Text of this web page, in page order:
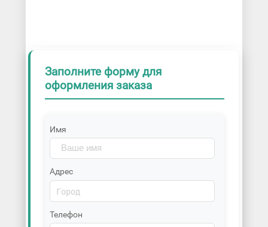
Заполните форму для
оформления заказа
Имя
Адрес
Телефон